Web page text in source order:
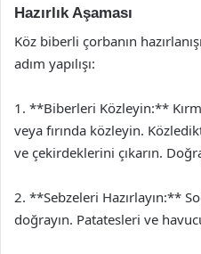
Hazırlık Aşaması
Köz biberli çorbanın
adım yapılışı:
1. **Biberleri Közleyin:**
veya fırında közleyin.
ve çekirdeklerini çıkarın.
2. **Sebzeleri Hazırlayın:**
doğrayın. Patatesleri ve